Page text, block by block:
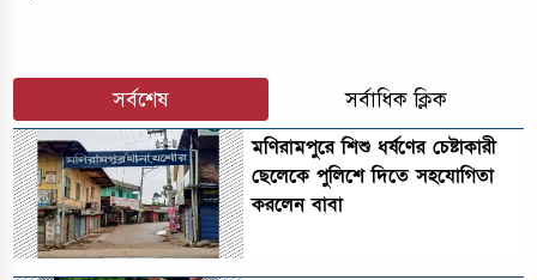
সর্বশেষ সর্বাধিক ক্লিক
মণিরামপুরে শিশু ধর্ষণের চেষ্টাকারী
ছেলেকে পুলিশে দিতে সহযোগিতা
করলেন বাবা